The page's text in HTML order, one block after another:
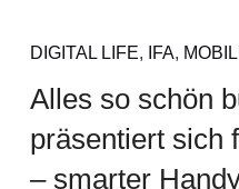
DIGITAL LIFE, IFA,
Alles so schön
präsentiert sich
– smarter